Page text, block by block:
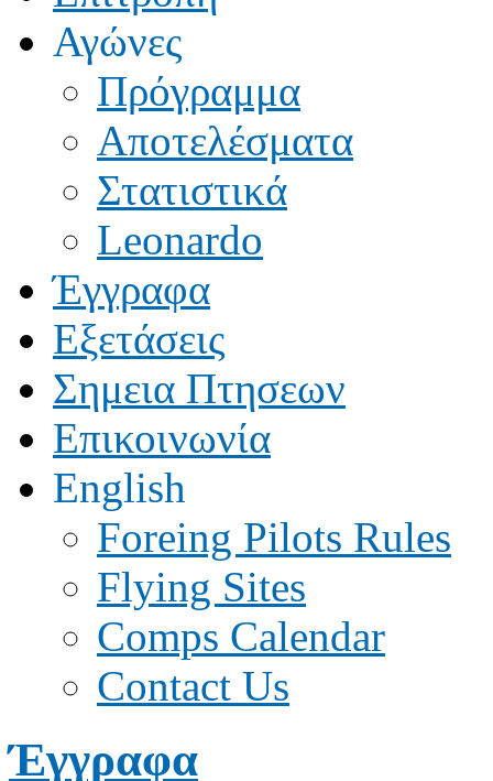
Αγώνες
Πρόγραμμα
Αποτελέσματα
Στατιστικά
Leonardo
Έγγραφα
Εξετάσεις
Σημεια Πτησεων
Επικοινωνία
English
Foreing Pilots Rules
Flying Sites
Comps Calendar
Contact Us
Έγγραφα